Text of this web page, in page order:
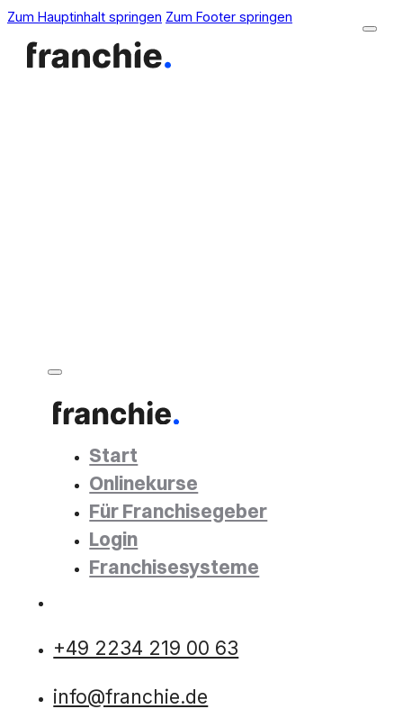
Zum Hauptinhalt springen Zum Footer springen
Start
Onlinekurse
Für Franchisegeber
Login
Franchisesysteme
+49 2234 219 00 63
info@franchie.de